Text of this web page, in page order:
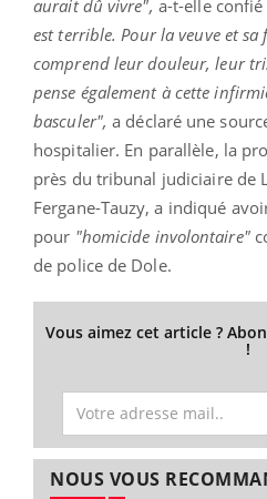
aurait dû vivre", a-t-elle confié
est terrible. Pour la veuve et
comprend leur douleur, leur
pense également à cette
basculer", a déclaré une
hospitalier. En parallèle, la
près du tribunal judiciaire de
Fergane-Tauzy, a indiqué
pour "homicide involontaire"
de police de Dole.
Vous aimez cet article ?
!
NOUS VOUS